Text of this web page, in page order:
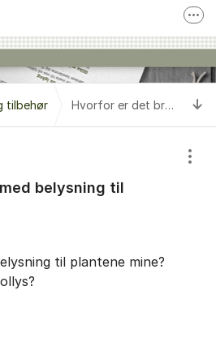
med kundeservice
Følg oss på Facebook
Følg oss på Instagram
tilbehør Hvorfor er det bra med belysning til plantene?
belysning til
Vis/
til plantene mine?